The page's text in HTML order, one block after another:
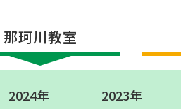
那珂川教室
2024年 2023年